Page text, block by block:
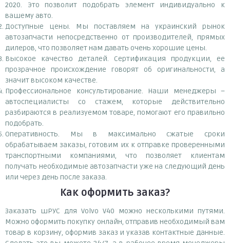
2020. Это позволит подобрать элемент индивидуально к
вашему авто.
Доступные цены. Мы поставляем на украинский рынок
автозапчасти непосредственно от производителей, прямых
дилеров, что позволяет нам давать очень хорошие цены.
Высокое качество деталей. Сертификация продукции, ее
прозрачное происхождение говорят об оригинальности, а
значит высоком качестве.
Профессиональное консультирование. Наши менеджеры –
автоспециалисты со стажем, которые действительно
разбираются в реализуемом товаре, помогают его правильно
подобрать.
Оперативность. Мы в максимально сжатые сроки
обрабатываем заказы, готовим их к отправке проверенными
транспортными компаниями, что позволяет клиентам
получать необходимые автозапчасти уже на следующий день
или через день после заказа.
Как оформить заказ?
Заказать шРУС для Volvo V40 можно несколькими путями.
Можно оформить покупку онлайн, отправив необходимый вам
товар в корзину, оформив заказ и указав контактные данные.